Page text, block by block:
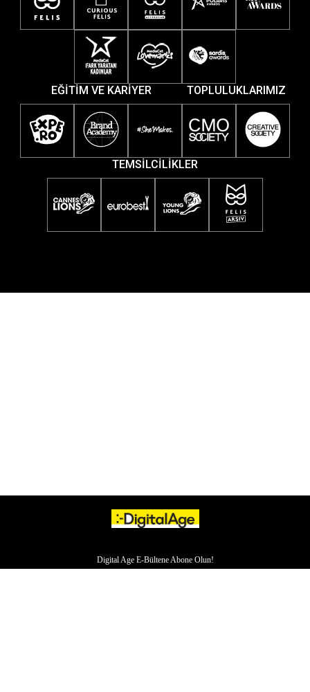
EĞİTİM VE KARİYER TOPLULUKLARIMIZ
TEMSİLCİLİKLER
Digital Age E-Bültene Abone Olun!